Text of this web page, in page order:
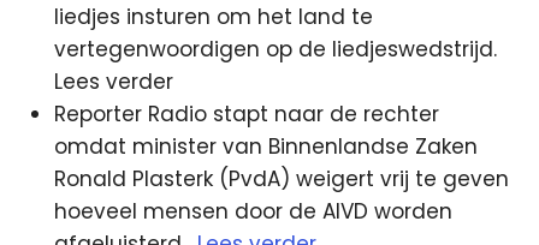
liedjes insturen om het land te
vertegenwoordigen op de liedjeswedstrijd.
Lees verder
Reporter Radio stapt naar de rechter
omdat minister van Binnenlandse Zaken
Ronald Plasterk (PvdA) weigert vrij te geven
hoeveel mensen door de AIVD worden